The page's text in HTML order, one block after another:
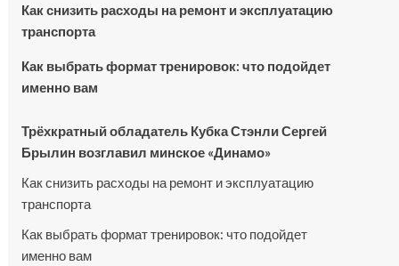
Как снизить расходы на ремонт и эксплуатацию
транспорта
Как выбрать формат тренировок: что подойдет
именно вам
Трёхкратный обладатель Кубка Стэнли Сергей
Брылин возглавил минское «Динамо»
Как снизить расходы на ремонт и эксплуатацию
транспорта
Как выбрать формат тренировок: что подойдет
именно вам